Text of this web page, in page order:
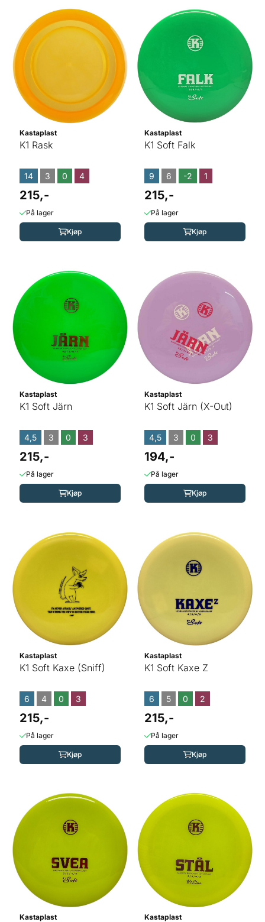
Kastaplast
K1 Rask
14 3 0 4
215,-
På lager
Kjøp
Kastaplast
K1 Soft Falk
9 6 -2 1
215,-
På lager
Kjøp
Kastaplast
K1 Soft Järn
4,5 3 0 3
215,-
På lager
Kjøp
Kastaplast
K1 Soft Järn (X-Out)
4,5 3 0 3
194,-
På lager
Kjøp
Kastaplast
K1 Soft Kaxe (Sniff)
6 4 0 3
215,-
På lager
Kjøp
Kastaplast
K1 Soft Kaxe Z
6 5 0 2
215,-
På lager
Kjøp
Kastaplast Kastaplast